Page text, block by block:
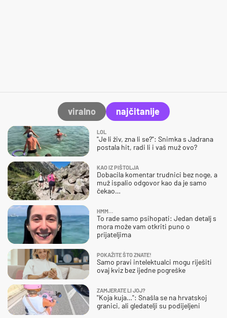
viralno najčitanije
LOL
"Je li živ, zna li se?": Snimka s Jadrana
postala hit, radi li i vaš muž ovo?
KAO IZ PIŠTOLJA
Dobacila komentar trudnici bez noge, a
muž ispalio odgovor kao da je samo
čekao…
HMM…
To rade samo psihopati: Jedan detalj s
mora može vam otkriti puno o
prijateljima
POKAŽITE ŠTO ZNATE!
Samo pravi intelektualci mogu riješiti
ovaj kviz bez ijedne pogreške
ZAMJERATE LI JOJ?
"Koja kuja…": Snašla se na hrvatskoj
granici, ali gledatelji su podijeljeni